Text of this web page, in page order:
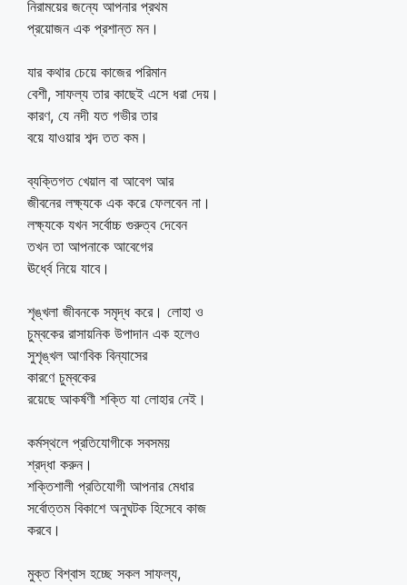
নিরাময়ের জন্যে আপনার প্রথম
প্রয়োজন এক প্রশান্ত মন।
যার কথার চেয়ে কাজের পরিমান
বেশী, সাফল্য তার কাছেই এসে ধরা দেয়।
কারণ, যে নদী যত গভীর তার
বয়ে যাওয়ার শব্দ তত কম।
ব্যক্তিগত খেয়াল বা আবেগ আর
জীবনের লক্ষ্যকে এক করে ফেলবেন না।
লক্ষ্যকে যখন সর্বোচ্চ গুরুত্ব দেবেন
তখন তা আপনাকে আবেগের
ঊর্ধ্বে নিয়ে যাবে।
শৃঙ্খলা জীবনকে সমৃদ্ধ করে। লোহা ও
চুম্বকের রাসায়নিক উপাদান এক হলেও
সুশৃঙ্খল আণবিক বিন্যাসের
কারণে চুম্বকের
রয়েছে আকর্ষণী শক্তি যা লোহার নেই।
কর্মস্থলে প্রতিযোগীকে সবসময়
শ্রদ্ধা করুন।
শক্তিশালী প্রতিযোগী আপনার মেধার
সর্বোত্তম বিকাশে অনুঘটক হিসেবে কাজ
করবে।
মুক্ত বিশ্বাস হচ্ছে সকল সাফল্য,